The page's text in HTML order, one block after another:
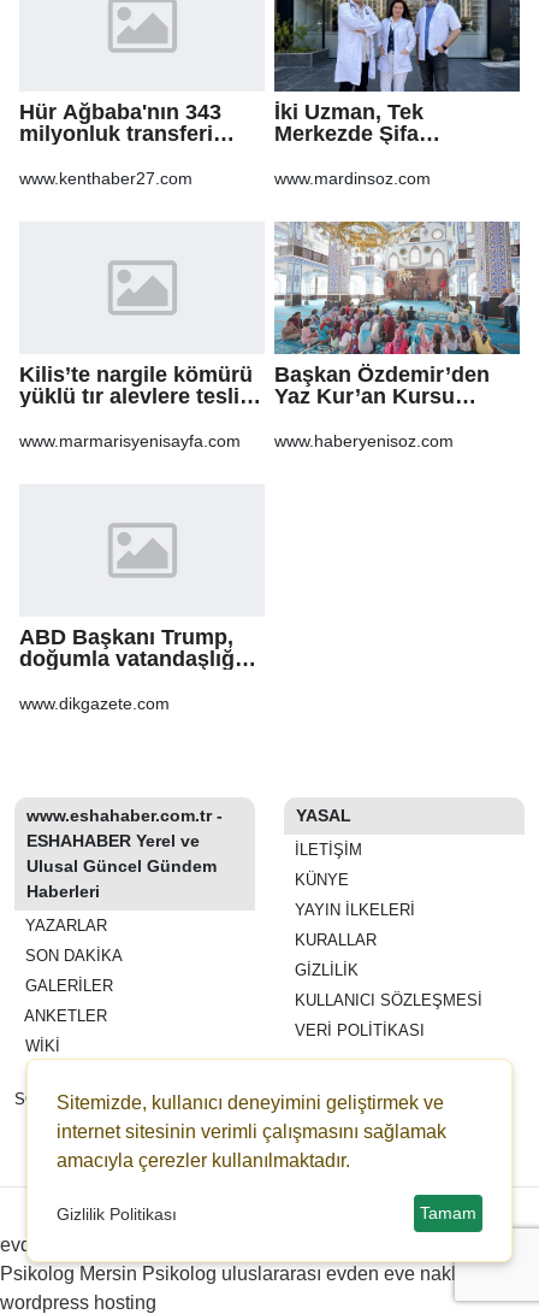
Hür Ağbaba'nın 343
milyonluk transferi
Ağbaba'ya milyonlar
www.kenthaber27.com
İki Uzman, Tek
Merkezde Şifa
www.mardinsoz.com
Kilis’te nargile kömürü
yüklü tır alevlere teslim
www.marmarisyenisayfa.com
Başkan Özdemir’den
Yaz Kur’an Kursu
www.haberyenisoz.com
ABD Başkanı Trump,
doğumla vatandaşlığa
genişleten
www.dikgazete.com
www.eshahaber.com.tr -
ESHAHABER Yerel ve
Ulusal Güncel Gündem
Haberleri
YAZARLAR
SON DAKİKA
GALERİLER
ANKETLER
WİKİ
SÖZLEŞMESI
ESHAHABER
ESHA TV
YASAL
İLETIŞIM
KÜNYE
YAYIN İLKELERI
KURALLAR
GIZLILIK
KULLANICI SÖZLEŞMESI
VERI POLITIKASI
Sitemizde, kullanıcı deneyimini geliştirmek ve
internet sitesinin verimli çalışmasını sağlamak
amacıyla çerezler kullanılmaktadır.
Gizlilik Politikası Tamam
Copyright © 2022-2026 eshahaber.com.tr eshatv.com - HaberPanelim.com v8.7.6
evden eve nakliyat
Psikolog Mersin Psikolog uluslararası evden eve nakliyat
wordpress hosting